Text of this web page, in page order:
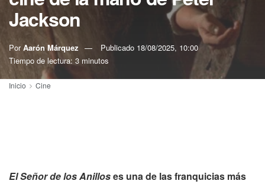
Jackson
Por Aarón Márquez Publicado 18/08/2025, 10:00
Tiempo de lectura: 3 minutos
Inicio Cine
El Señor de los Anilloses una de las franquicias más